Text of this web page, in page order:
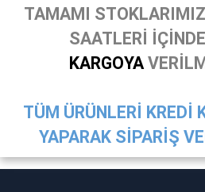
TAMAMI
SAATLERİ İÇİNDE
KARGOYA
TÜM ÜRÜNLERİ KREDİ
YAPARAK SİPARİŞ